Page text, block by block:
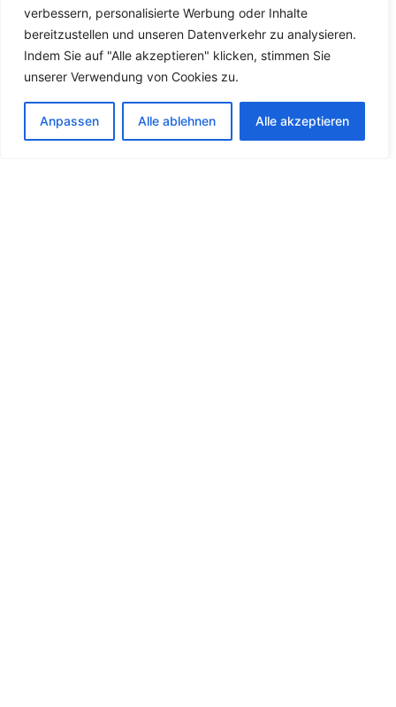
verbessern, personalisierte Werbung oder Inhalte
bereitzustellen und unseren Datenverkehr zu analysieren.
Indem Sie auf "Alle akzeptieren" klicken, stimmen Sie
unserer Verwendung von Cookies zu.
Anpassen Alle ablehnen Alle akzeptieren